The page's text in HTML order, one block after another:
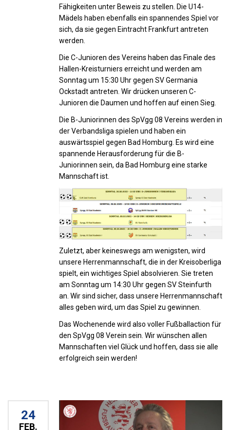
Fähigkeiten unter Beweis zu stellen. Die U14-
Mädels haben ebenfalls ein spannendes Spiel vor
sich, da sie gegen Eintracht Frankfurt antreten
werden.
Die C-Junioren des Vereins haben das Finale des
Hallen-Kreisturniers erreicht und werden am
Sonntag um 15:30 Uhr gegen SV Germania
Ockstadt antreten. Wir drücken unseren C-
Junioren die Daumen und hoffen auf einen Sieg.
Die B-Juniorinnen des SpVgg 08 Vereins werden in
der Verbandsliga spielen und haben ein
auswärtsspiel gegen Bad Homburg. Es wird eine
spannende Herausforderung für die B-
Juniorinnen sein, da Bad Homburg eine starke
Mannschaft ist.
Zuletzt, aber keineswegs am wenigsten, wird
unsere Herrenmannschaft, die in der Kreisoberliga
spielt, ein wichtiges Spiel absolvieren. Sie treten
am Sonntag um 14:30 Uhr gegen SV Steinfurth
an. Wir sind sicher, dass unsere Herrenmannschaft
alles geben wird, um das Spiel zu gewinnen.
Das Wochenende wird also voller Fußballaction für
den SpVgg 08 Verein sein. Wir wünschen allen
Mannschaften viel Glück und hoffen, dass sie alle
erfolgreich sein werden!
24
FEB.